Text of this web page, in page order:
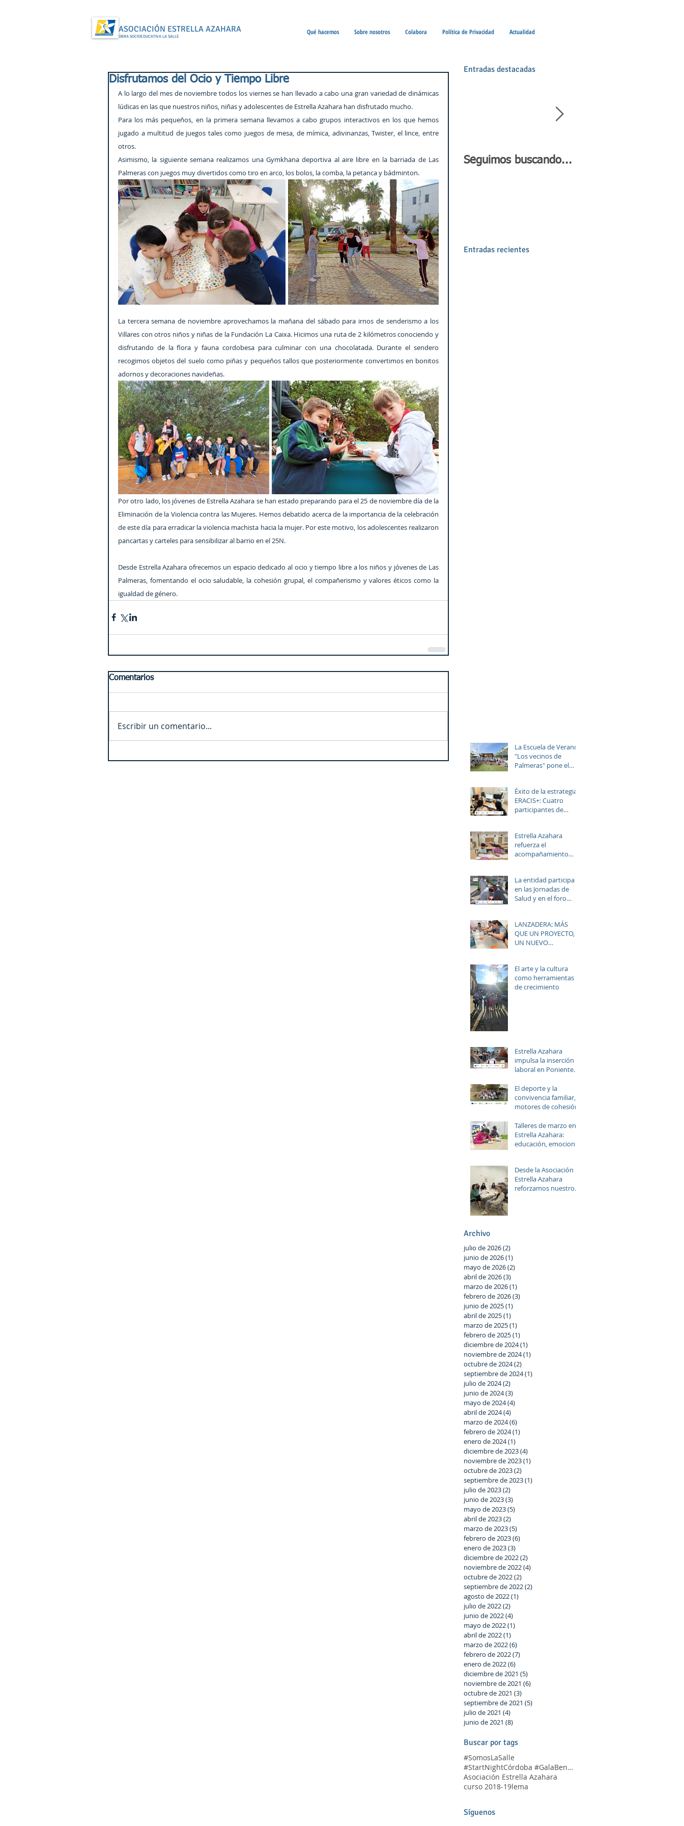
ASOCIACIÓN ESTRELLA AZAHARA
OBRA SOCIOEDUCATIVA LA SALLE Qué hacemos Sobre nosotros Colabora Política de Privacidad Actualidad
Disfrutamos del Ocio y Tiempo Libre
A lo largo del mes de noviembre todos los viernes se han llevado a cabo una gran variedad de dinámicas
lúdicas en las que nuestros niños, niñas y adolescentes de Estrella Azahara han disfrutado mucho.
Para los más pequeños, en la primera semana llevamos a cabo grupos interactivos en los que hemos
jugado a multitud de juegos tales como juegos de mesa, de mímica, adivinanzas, Twister, el lince, entre
otros.
Asimismo, la siguiente semana realizamos una Gymkhana deportiva al aire libre en la barriada de Las
Palmeras con juegos muy divertidos como tiro en arco, los bolos, la comba, la petanca y bádminton.
La tercera semana de noviembre aprovechamos la mañana del sábado para irnos de senderismo a los
Villares con otros niños y niñas de la Fundación La Caixa. Hicimos una ruta de 2 kilómetros conociendo y
disfrutando de la flora y fauna cordobesa para culminar con una chocolatada. Durante el sendero
recogimos objetos del suelo como piñas y pequeños tallos que posteriormente convertimos en bonitos
adornos y decoraciones navideñas.
Por otro lado, los jóvenes de Estrella Azahara se han estado preparando para el 25 de noviembre día de la
Eliminación de la Violencia contra las Mujeres. Hemos debatido acerca de la importancia de la celebración
de este día para erradicar la violencia machista hacia la mujer. Por este motivo, los adolescentes realizaron
pancartas y carteles para sensibilizar al barrio en el 25N.
Desde Estrella Azahara ofrecemos un espacio dedicado al ocio y tiempo libre a los niños y jóvenes de Las
Palmeras, fomentando el ocio saludable, la cohesión grupal, el compañerismo y valores éticos como la
igualdad de género.
Comentarios
Escribir un comentario...
Entradas destacadas
Seguimos buscando...
Entradas recientes
La Escuela de Verano
"Los vecinos de
Palmeras" pone el
convivencia y
diversión.
Éxito de la estrategia
ERACIS+: Cuatro
participantes de
el sector
sociosanitario
Estrella Azahara
refuerza el
acompañamiento
institutos y colegios
de la zona.
La entidad participa
en las Jornadas de
Salud y en el foro
estrategia ERACIS+
para mejorar la
empleabilidad y el
LANZADERA: MÁS
QUE UN PROYECTO,
UN NUEVO
PALMERAS
El arte y la cultura
como herramientas
de crecimiento
Estrella Azahara
impulsa la inserción
laboral en Poniente
proyecto ERACIS+
El deporte y la
convivencia familiar,
motores de cohesión.
Talleres de marzo en
Estrella Azahara:
educación, emociones
Desde la Asociación
Estrella Azahara
reforzamos nuestro
Archivo
julio de 2026(2)
junio de 2026(1)
mayo de 2026(2)
abril de 2026(3)
marzo de 2026(1)
febrero de 2026(3)
junio de 2025(1)
abril de 2025(1)
marzo de 2025(1)
febrero de 2025(1)
diciembre de 2024(1)
noviembre de 2024(1)
octubre de 2024(2)
septiembre de 2024(1)
julio de 2024(2)
junio de 2024(3)
mayo de 2024(4)
abril de 2024(4)
marzo de 2024(6)
febrero de 2024(1)
enero de 2024(1)
diciembre de 2023(4)
noviembre de 2023(1)
octubre de 2023(2)
septiembre de 2023(1)
julio de 2023(2)
junio de 2023(3)
mayo de 2023(5)
abril de 2023(2)
marzo de 2023(5)
febrero de 2023(6)
enero de 2023(3)
diciembre de 2022(2)
noviembre de 2022(4)
octubre de 2022(2)
septiembre de 2022(2)
agosto de 2022(1)
julio de 2022(2)
junio de 2022(4)
mayo de 2022(1)
abril de 2022(1)
marzo de 2022(6)
febrero de 2022(7)
enero de 2022(6)
diciembre de 2021 (5)
noviembre de 2021 (6)
octubre de 2021 (3)
septiembre de 2021 (5)
julio de 2021 (4)
junio de 2021 (8)
Buscar por tags
#SomosLaSalle
#StartNightCórdoba #GalaBenéfica
Asociación Estrella Azahara
curso 2018-19lema
Síguenos